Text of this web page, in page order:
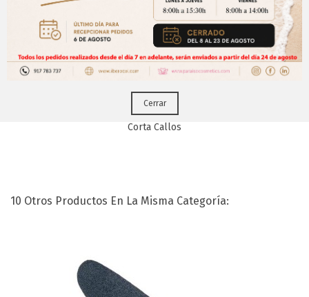
Corta Callos
10 Otros Productos En La Misma Categoría:
¡Regístrate para acceder a los precios y realizar
tus pedidos online.!
Puedes hacerlo desdeAqui!
CERRAR
Cerrar